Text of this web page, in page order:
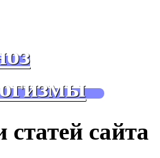
статей сайта